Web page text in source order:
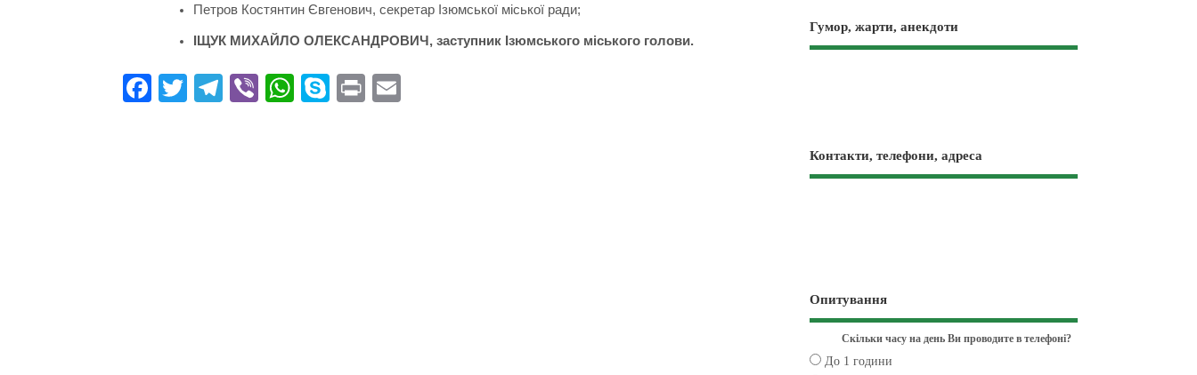
Петров Костянтин Євгенович, секретар Ізюмської міської ради;
ІЩУК МИХАЙЛО ОЛЕКСАНДРОВИЧ, заступник Ізюмського міського голови.
Fa T
Te Vi
W
S
Pr
Гумор, жарти, анекдоти
Контакти, телефони, адреса
Опитування
Скільки часу на день Ви проводите в телефоні?
До 1 години